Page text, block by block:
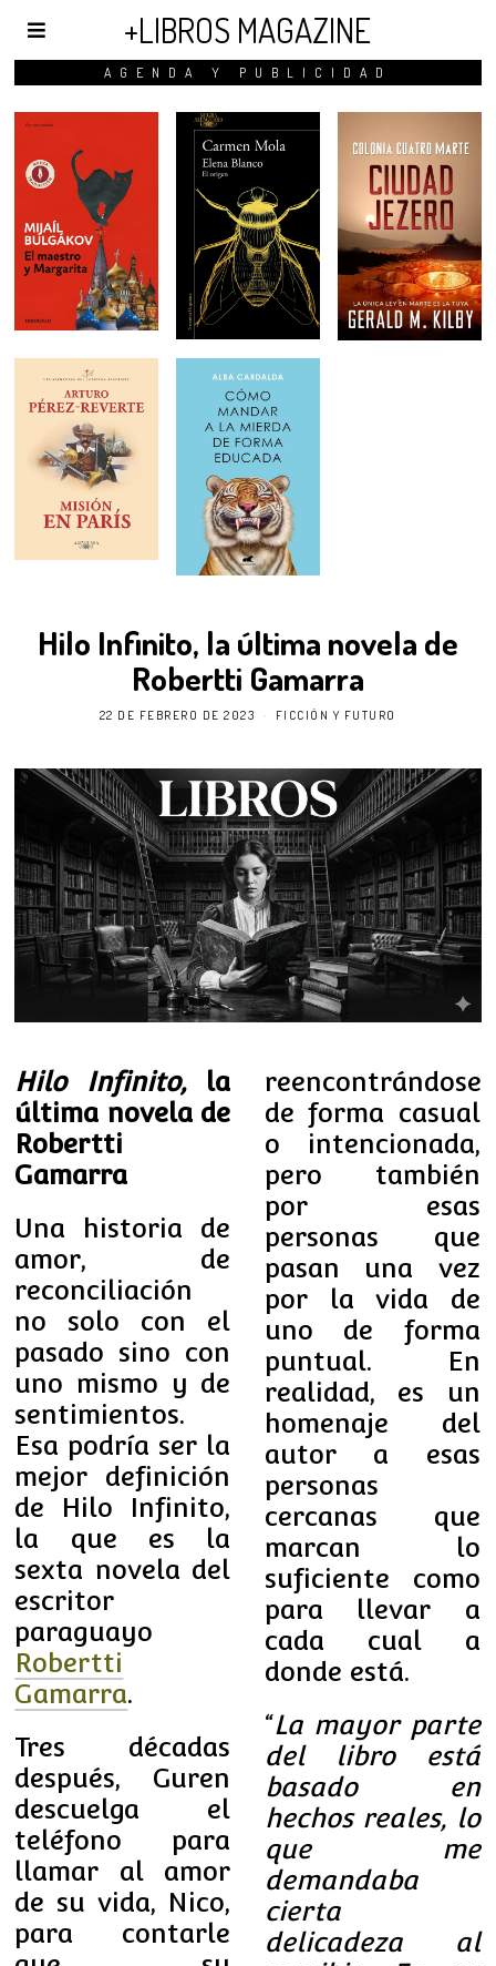
AGENDA Y PUBLICIDAD
+LIBROS MAGAZINE
Hilo Infinito, la última novela de
Robertti Gamarra
22 DE FEBRERO DE 2023 FICCIÓN Y FUTURO
Hilo Infinito, la
última novela de
Robertti
Gamarra
Una historia de
amor, de
reconciliación
no solo con el
pasado sino con
uno mismo y de
sentimientos.
Esa podría ser la
mejor definición
de Hilo Infinito,
la que es la
sexta novela del
escritor
paraguayo
Robertti
Gamarra.
Tres décadas
después, Guren
descuelga el
teléfono para
llamar al amor
de su vida, Nico,
para contarle
reencontrándose
de forma casual
o intencionada,
pero también
por esas
personas que
pasan una vez
por la vida de
uno de forma
puntual. En
realidad, es un
homenaje del
autor a esas
personas
cercanas que
marcan lo
suficiente como
para llevar a
cada cual a
donde está.
“La mayor parte
del libro está
basado en
hechos reales, lo
que me
demandaba
cierta
delicadeza al